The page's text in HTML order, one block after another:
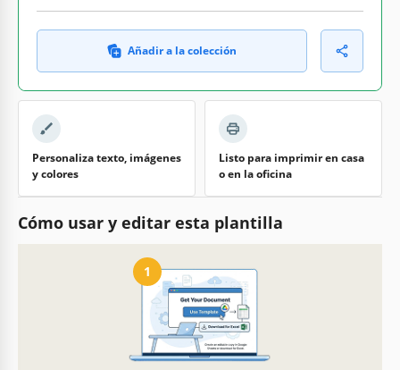
Añadir a la colección
Personaliza texto, imágenes
y colores
Listo para imprimir en casa
o en la oficina
Cómo usar y editar esta plantilla
1